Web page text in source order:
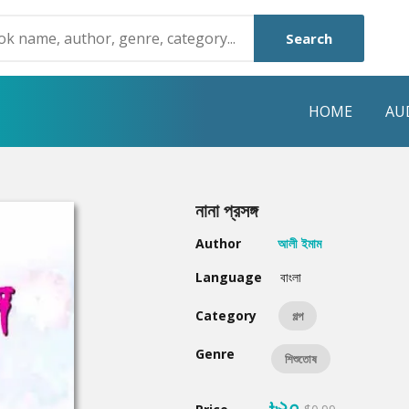
Search
HOME
Humayun Ahmed
Mouri Morium
নানা প্রসঙ্গ
Author
আলী ইমাম
Language
বাংলা
Category গল্প
Genre শিশুতোষ